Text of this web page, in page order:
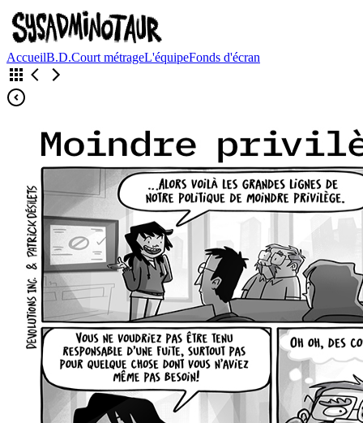
AccueilB.D.Court métrageL'équipeFonds d'écran